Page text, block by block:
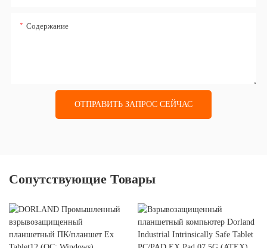
Содержание
ОТПРАВИТЬ ЗАПРОС СЕЙЧАС
Сопутствующие Товары